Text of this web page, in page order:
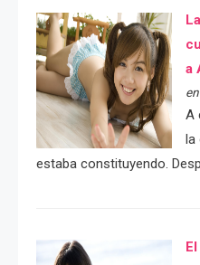
a
A
estaba constituyendo.